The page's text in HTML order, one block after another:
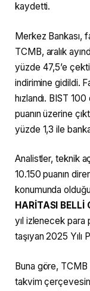
kaydetti.
Merkez Bankası,
TCMB, aralık
yüzde 47,5’e
indirimine gidildi.
hızlandı. BIST
puanın üzerine
yüzde 1,3 ile
Analistler, teknik
10.150 puanın
konumunda
HARİTASI BELLİ
yıl izlenecek para
taşıyan 2025 Yılı
Buna göre, TCMB
takvim